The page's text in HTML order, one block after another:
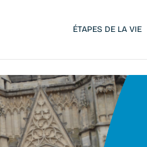
ÉTAPES DE LA VIE